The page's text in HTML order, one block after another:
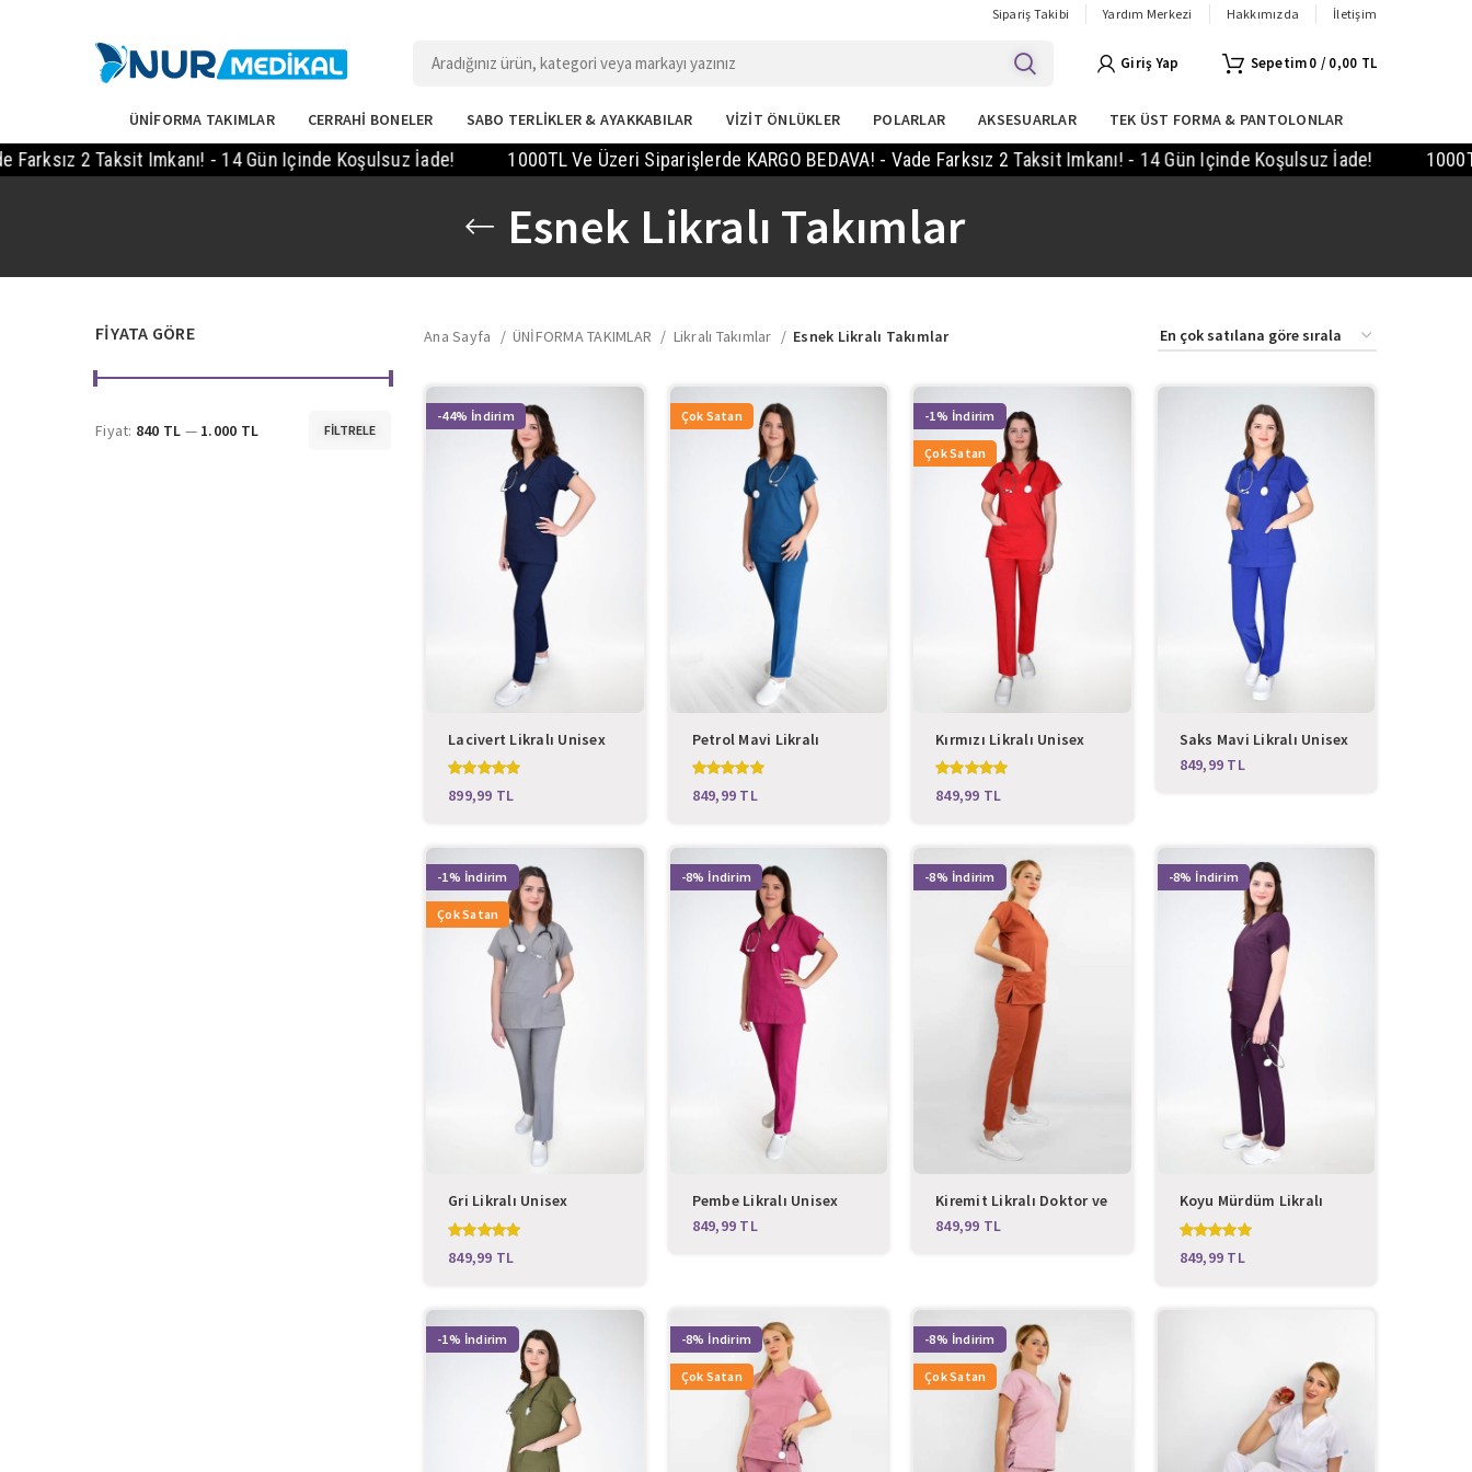
Sipariş Takibi Yardım Merkezi Hakkımızda İletişim
Giriş Yap 0 / 0,00 TL
ÜNİFORMA TAKIMLAR CERRAHİ BONELER SABO TERLİKLER & AYAKKABILAR VİZİT ÖNLÜKLER POLARLAR AKSESUARLAR TEK ÜST FORMA & PANTOLONLAR
2 Taksit Imkanı! - 14 Gün Içinde Koşulsuz İade! 1000TL Ve Üzeri Siparişlerde KARGO BEDAVA! - Vade Farksız 2 Taksit Imkanı! - 14 Gün Içinde Koşulsuz İade! 1000TL
Esnek Likralı Takımlar
FIYATA GÖRE
FILTRELE
Fiyat: 840 TL — 1.000 TL
Ana Sayfa ÜNİFORMA TAKIMLAR Likralı Takımlar Esnek Likralı Takımlar
-44%
Lacivert Likralı Unisex
Cerrahi Takım
TL
Çok Satan
Petrol Mavi Likralı
Unisex Cerrahi Takım
TL
-1%
Çok Satan
Kırmızı Likralı Unisex
Cerrahi Takım
TL
Saks Mavi Likralı Unisex
Cerrahi Takım
TL
-1%
Çok Satan
Gri Likralı Unisex
Cerrahi Takım
TL
-8%
Pembe Likralı Unisex
Cerrahi Takım
TL
-8%
Kiremit Likralı Doktor ve
Hemşire Forması
TL
-8%
Koyu Mürdüm Likralı
Unisex Cerrahi Takım
TL
-1% -8%
Çok Satan
-8%
Çok Satan